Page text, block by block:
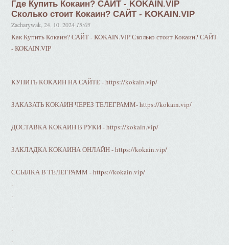
Где Купить Кокаин? САЙТ - KOKAIN.VIP
Сколько стоит Кокаин? САЙТ - KOKAIN.VIP
Zacharywak ,24. 10. 2024 15:05
Как Купить Кокаин? САЙТ - KOKAIN.VIP Сколько стоит Кокаин? САЙТ
- KOKAIN.VIP
КУПИТЬ КОКАИН НА САЙТЕ - https://kokain.vip/
ЗАКАЗАТЬ КОКАИН ЧЕРЕЗ ТЕЛЕГРАММ- https://kokain.vip/
ДОСТАВКА КОКАИН В РУКИ - https://kokain.vip/
ЗАКЛАДКА КОКАИНА ОНЛАЙН - https://kokain.vip/
ССЫЛКА В ТЕЛЕГРАММ - https://kokain.vip/
.
.
.
.
.
.